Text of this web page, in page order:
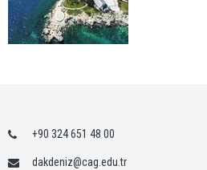
+90 324 651 48 00
dakdeniz@cag.edu.tr